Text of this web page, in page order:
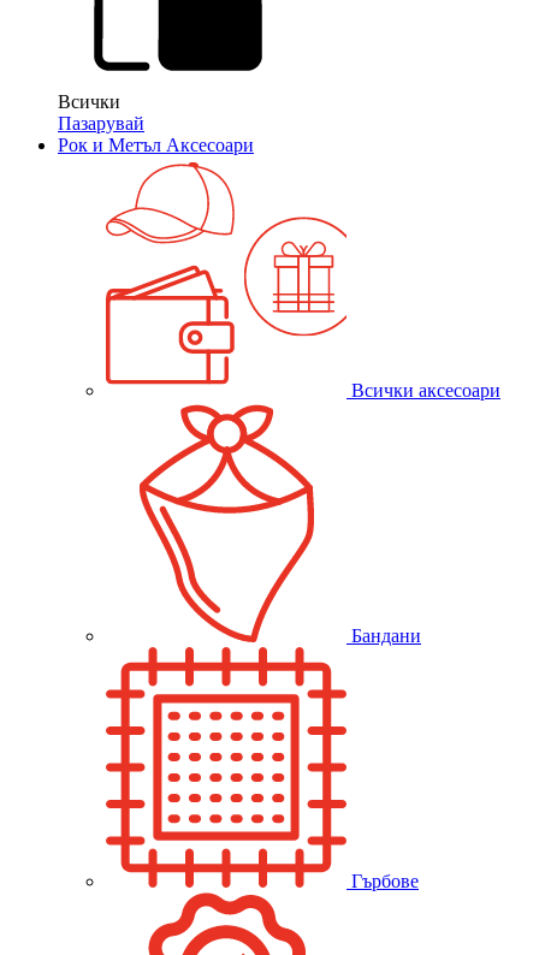
Всички
Пазарувай
Рок и Метъл Аксесоари
Всички аксесоари
Бандани
Гърбове